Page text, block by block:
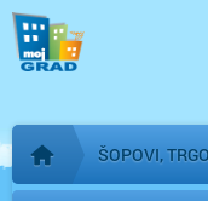
Početna stranica
ŠOPOVI,